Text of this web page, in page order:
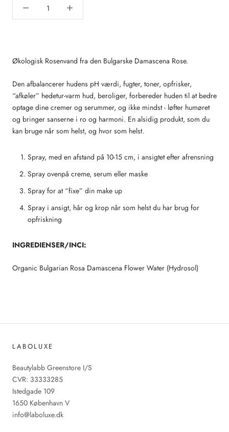
Økologisk Rosenvand fra den Bulgarske Damascena Rose.
Den afbalancerer hudens pH værdi, fugter, toner, opfrisker,
“afkøler” hedetur-varm hud, beroliger, forbereder huden til at bedre
optage dine cremer og serummer, og ikke mindst - løfter humøret
og bringer sanserne i ro og harmoni. En alsidig produkt, som du
kan bruge når som helst, og hvor som helst.
Spray, med en afstand på 10-15 cm, i ansigtet efter afrensning
Spray ovenpå creme, serum eller maske
Spray for at “fixe” din make up
Spray i ansigt, hår og krop når som helst du har brug for
opfriskning
INGREDIENSER/INCI:
Organic Bulgarian Rosa Damascena Flower Water (Hydrosol)
LABOLUXE
Beautylabb Greenstore I/S
CVR: 33333285
Istedgade 109
1650 København V
info@laboluxe.dk